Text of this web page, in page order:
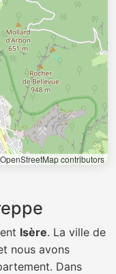
contributors
Isère. La ville de
nous avons
Dans